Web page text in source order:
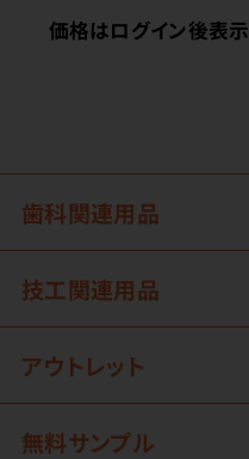
価格はログイン後表示
歯科関連用品
技工関連用品
アウトレット
無料サンプル